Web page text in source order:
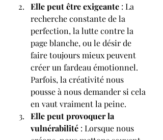
Elle peut être exigeante : La
recherche constante de la
perfection, la lutte contre la
page blanche, ou le désir de
faire toujours mieux peuvent
créer un fardeau émotionnel.
Parfois, la créativité nous
pousse à nous demander si cela
en vaut vraiment la peine.
Elle peut provoquer la
vulnérabilité : Lorsque nous